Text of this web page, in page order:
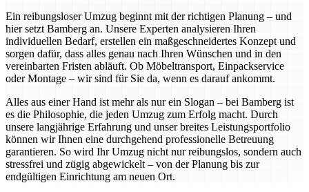
Ein reibungsloser Umzug beginnt mit der richtigen Planung – und
hier setzt Bamberg an. Unsere Experten analysieren Ihren
individuellen Bedarf, erstellen ein maßgeschneidertes Konzept und
sorgen dafür, dass alles genau nach Ihren Wünschen und in den
vereinbarten Fristen abläuft. Ob Möbeltransport, Einpackservice
oder Montage – wir sind für Sie da, wenn es darauf ankommt.
Alles aus einer Hand ist mehr als nur ein Slogan – bei Bamberg ist
es die Philosophie, die jeden Umzug zum Erfolg macht. Durch
unsere langjährige Erfahrung und unser breites Leistungsportfolio
können wir Ihnen eine durchgehend professionelle Betreuung
garantieren. So wird Ihr Umzug nicht nur reibungslos, sondern auch
stressfrei und zügig abgewickelt – von der Planung bis zur
endgültigen Einrichtung am neuen Ort.